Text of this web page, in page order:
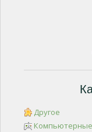
Другое